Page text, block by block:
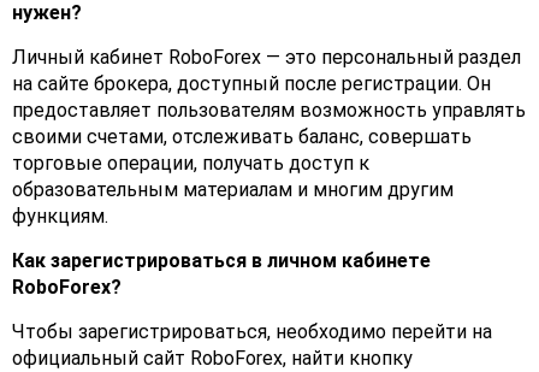
нужен?
Личный кабинет RoboForex — это персональный раздел
на сайте брокера, доступный после регистрации. Он
предоставляет пользователям возможность управлять
своими счетами, отслеживать баланс, совершать
торговые операции, получать доступ к
образовательным материалам и многим другим
функциям.
Как зарегистрироваться в личном кабинете
RoboForex?
Чтобы зарегистрироваться, необходимо перейти на
официальный сайт RoboForex, найти кнопку